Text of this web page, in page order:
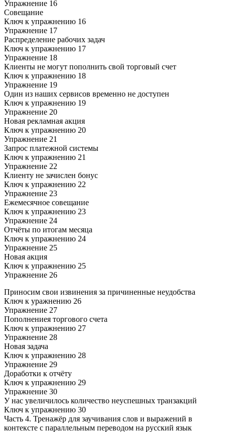
Упражнение 16
Совещание
Ключ к упражнению 16
Упражнение 17
Распределение рабочих задач
Ключ к упражнению 17
Упражнение 18
Клиенты не могут пополнить свой торговый счет
Ключ к упражнению 18
Упражнение 19
Один из наших сервисов временно не доступен
Ключ к упражнению 19
Упражнение 20
Новая рекламная акция
Ключ к упражнению 20
Упражнение 21
Запрос платежной системы
Ключ к упражнению 21
Упражнение 22
Клиенту не зачислен бонус
Ключ к упражнению 22
Упражнение 23
Ежемесячное совещание
Ключ к упражнению 23
Упражнение 24
Отчёты по итогам месяца
Ключ к упражнению 24
Упражнение 25
Новая акция
Ключ к упражнению 25
Упражнение 26
Приносим свои извинения за причиненные неудобства
Ключ к уражнению 26
Упражнение 27
Пополнениея торгового счета
Ключ к упражнению 27
Упражнение 28
Новая задача
Ключ к упражнению 28
Упражнение 29
Доработки к отчёту
Ключ к упражнению 29
Упражнение 30
У нас увеличилось количество неуспешных транзакций
Ключ к упражнению 30
Часть 4. Тренажёр для заучивания слов и выражений в
контексте с параллельным переводом на русский язык